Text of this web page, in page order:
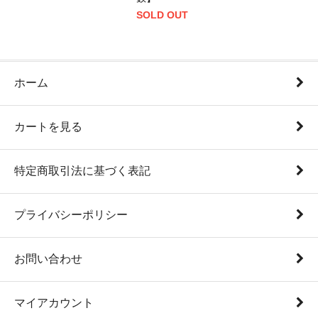
SOLD OUT
ホーム
カートを見る
特定商取引法に基づく表記
プライバシーポリシー
お問い合わせ
マイアカウント